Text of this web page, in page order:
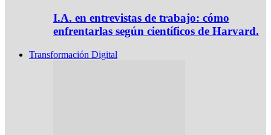
I.A. en entrevistas de trabajo: cómo
enfrentarlas según científicos de Harvard.
Transformación Digital